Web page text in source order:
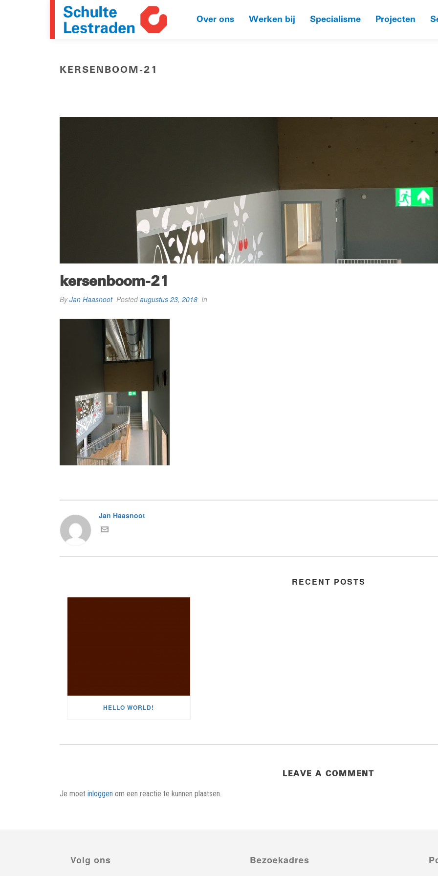
Over ons Werken bij Specialisme Projecten
KERSENBOOM-21
kersenboom-21
ByJan Haasnoot Postedaugustus 23, 2018 In
Jan Haasnoot
RECENT POSTS
HELLO WORLD!
LEAVE A COMMENT
Je moet inloggen om een reactie te kunnen plaatsen.
Volg ons Bezoekadres